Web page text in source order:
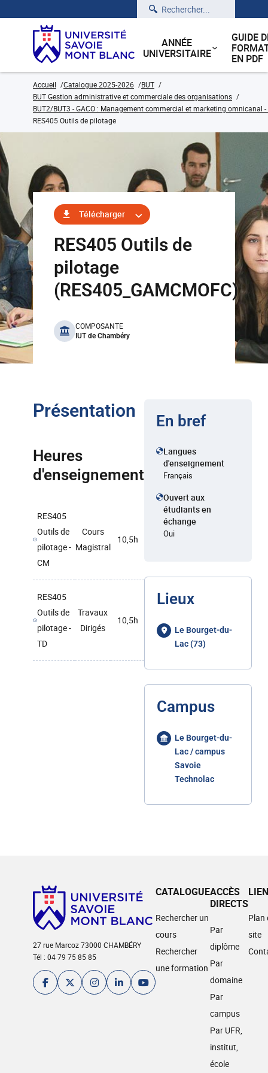
Rechercher
ANNÉE
UNIVERSITAIRE
GUIDE
EN PDF
Accueil Catalogue 2025-2026
BUT
BUT Gestion administrative et commerciale des organisations
BUT2/BUT3 - GACO : Management commercial et marketing omnicanal
RES405 Outils de pilotage
Télécharger
RES405 Outils de
pilotage
(RES405_GAMCMOFC)
benefits
COMPOSANTE
IUT de Chambéry
Présentation
Heures
d'enseignement
RES405
Outils de
pilotage -
CM
Cours
Magistral
10,5h
RES405
Outils de
pilotage -
TD
Travaux
Dirigés
10,5h
En bref
Langues
d'enseignement
Français
Ouvert aux
étudiants en
échange
Oui
Lieux
Le Bourget-du-
Lac (73)
Campus
Le Bourget-du-
Lac / campus
Savoie
Technolac
27 rue Marcoz 73000 CHAMBÉRY
Tél : 04 79 75 85 85
CATALOGUE
Rechercher un
cours
Rechercher
une formation
ACCÈS
DIRECTS
Par
diplôme
Par
domaine
Par
campus
Par UFR,
institut,
école
Plan
site